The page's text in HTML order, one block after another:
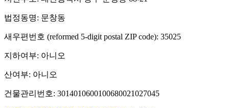
법정동명: 문창동
새우편번호 (reformed 5-digit postal ZIP code): 35025
지하여부: 아니오
산여부: 아니오
건물관리번호: 3014010600100680021027045